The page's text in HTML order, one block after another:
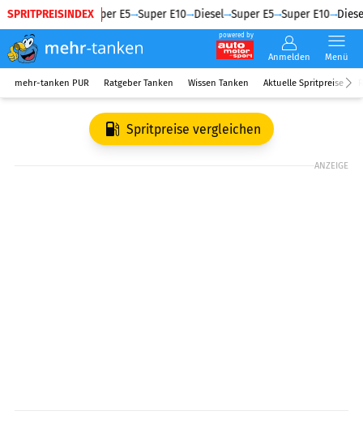
SPRITPREISINDEX
Diesel Super E5 Super E10 Diesel Super E5 Super E10
powered by
Anmelden Menü
mehr-tanken PUR Ratgeber Tanken Wissen Tanken Aktuelle Spritpreise
Spritpreise vergleichen
ANZEIGE